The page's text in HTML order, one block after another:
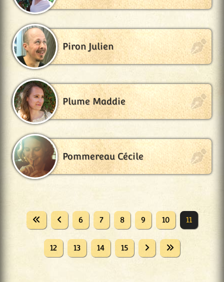
Piron Julien
Plume Maddie
Pommereau Cécile
6 7 8 9 10 11
12 13 14 15